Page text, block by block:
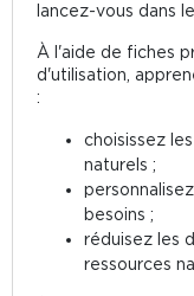
lancez-vous dans
À l'aide de fiches
d'utilisation,
:
choisissez
naturels ;
besoins ;
réduisez les
ressources